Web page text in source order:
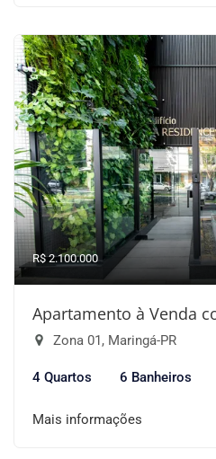
R$ 2.100.000
Apartamento à Venda
Zona 01, Maringá-PR
4 Quartos 6 Banheiros
Mais informações